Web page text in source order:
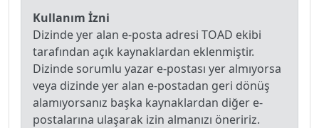
Kullanım İzni
Dizinde yer alan e-posta adresi TOAD ekibi
tarafından açık kaynaklardan eklenmiştir.
Dizinde sorumlu yazar e-postası yer almıyorsa
veya dizinde yer alan e-postadan geri dönüş
alamıyorsanız başka kaynaklardan diğer e-
postalarına ulaşarak izin almanızı öneririz.